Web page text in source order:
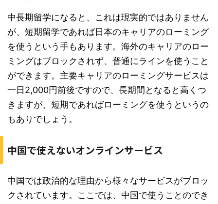
中長期留学になると、これは現実的ではありません
が、短期留学であれば日本のキャリアのローミング
を使うという手もあります。海外のキャリアのロー
ミングはブロックされず、普通にラインを使うこと
ができます。主要キャリアのローミングサービスは
一日2,000円前後ですので、長期間となると高くつ
きますが、短期であればローミングを使うというの
もありでしょう。
中国で使えないオンラインサービス
中国では政治的な理由から様々なサービスがブロッ
クされています。ここでは、中国で使うことのでき